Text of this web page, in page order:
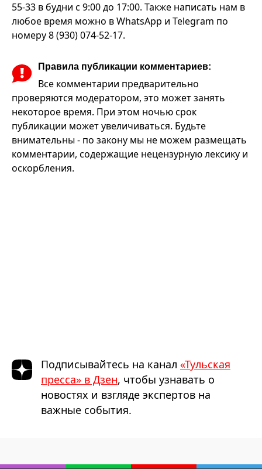
55-33 в будни с 9:00 до 17:00. Также написать нам в
любое время можно в WhatsApp и Telegram по
номеру 8 (930) 074-52-17.
Правила публикации комментариев:
Все комментарии предварительно
проверяются модератором, это может занять
некоторое время. При этом ночью срок
публикации может увеличиваться. Будьте
внимательны - по закону мы не можем размещать
комментарии, содержащие нецензурную лексику и
оскорбления.
Подписывайтесь на канал «Тульская
пресса» в Дзен, чтобы узнавать о
новостях и взгляде экспертов на
важные события.